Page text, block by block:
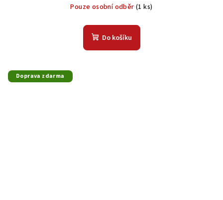
Pouze osobní odběr(1 ks)
Do košíku
Doprava zdarma